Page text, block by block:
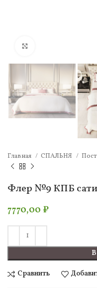
Главная СПАЛЬНЯ
Флер №9 КПБ
7770,00 ₽
Сравнить